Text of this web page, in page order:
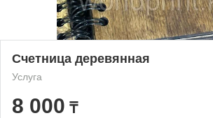
Счетница деревянная
Услуга
8 000 ₸